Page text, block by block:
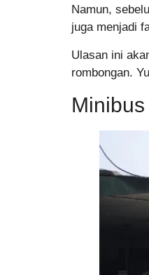
Namun,
juga menjadi
Ulasan ini
rombongan.